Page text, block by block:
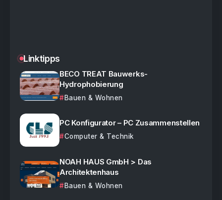
Linktipps
BECO TREAT Bauwerks-
Hydrophobierung
Bauen & Wohnen
PC Konfigurator – PC Zusammenstellen
Computer & Technik
NOAH HAUS GmbH > Das
Architektenhaus
Bauen & Wohnen